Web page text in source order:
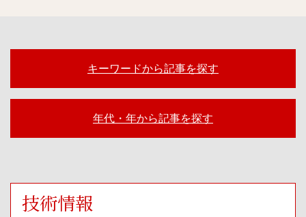
キーワードから記事を探す
年代・年から記事を探す
技術情報